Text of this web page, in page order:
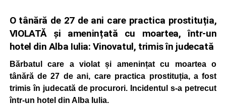
O tânără de 27 de ani care practica prostituția,
VIOLATĂ și amenințată cu moartea, într-un
hotel din Alba Iulia: Vinovatul, trimis în judecată
Bărbatul care a violat și amenințat cu moartea o
tânără de 27 de ani, care practica prostituția, a fost
trimis în judecată de procurori. Incidentul s-a petrecut
într-un hotel din Alba Iulia.